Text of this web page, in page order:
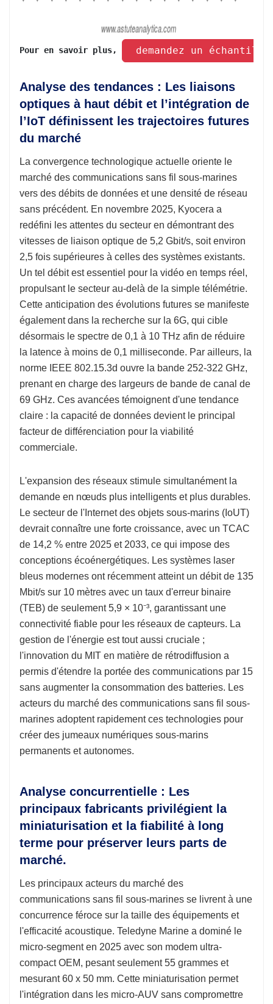
Pour en savoir plus, demandez un
Analyse des tendances : Les liaisons
optiques à haut débit et l’intégration de
l’IoT définissent les trajectoires futures
du marché
La convergence technologique actuelle oriente le
marché des communications sans fil sous-marines
vers des débits de données et une densité de réseau
sans précédent. En novembre 2025, Kyocera a
redéfini les attentes du secteur en démontrant des
vitesses de liaison optique de 5,2 Gbit/s, soit environ
2,5 fois supérieures à celles des systèmes existants.
Un tel débit est essentiel pour la vidéo en temps réel,
propulsant le secteur au-delà de la simple télémétrie.
Cette anticipation des évolutions futures se manifeste
également dans la recherche sur la 6G, qui cible
désormais le spectre de 0,1 à 10 THz afin de réduire
la latence à moins de 0,1 milliseconde. Par ailleurs, la
norme IEEE 802.15.3d ouvre la bande 252-322 GHz,
prenant en charge des largeurs de bande de canal de
69 GHz. Ces avancées témoignent d'une tendance
claire : la capacité de données devient le principal
facteur de différenciation pour la viabilité
commerciale.
L'expansion des réseaux stimule simultanément la
demande en nœuds plus intelligents et plus durables.
Le secteur de l'Internet des objets sous-marins (IoUT)
devrait connaître une forte croissance, avec un TCAC
de 14,2 % entre 2025 et 2033, ce qui impose des
conceptions écoénergétiques. Les systèmes laser
bleus modernes ont récemment atteint un débit de 135
Mbit/s sur 10 mètres avec un taux d'erreur binaire
(TEB) de seulement 5,9 × 10⁻³, garantissant une
connectivité fiable pour les réseaux de capteurs. La
gestion de l'énergie est tout aussi cruciale ;
l'innovation du MIT en matière de rétrodiffusion a
permis d'étendre la portée des communications par 15
sans augmenter la consommation des batteries. Les
acteurs du marché des communications sans fil sous-
marines adoptent rapidement ces technologies pour
créer des jumeaux numériques sous-marins
permanents et autonomes.
Analyse concurrentielle : Les
principaux fabricants privilégient la
miniaturisation et la fiabilité à long
terme pour préserver leurs parts de
marché.
Les principaux acteurs du marché des
communications sans fil sous-marines se livrent à une
concurrence féroce sur la taille des équipements et
l'efficacité acoustique. Teledyne Marine a dominé le
micro-segment en 2025 avec son modem ultra-
compact OEM, pesant seulement 55 grammes et
mesurant 60 x 50 mm. Cette miniaturisation permet
l'intégration dans les micro-AUV sans compromettre